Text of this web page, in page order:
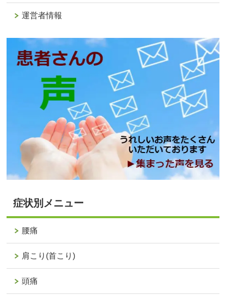
運営者情報
症状別メニュー
腰痛
肩こり(首こり)
頭痛